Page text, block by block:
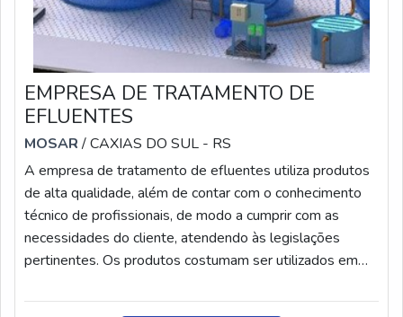
EMPRESA DE TRATAMENTO DE
EFLUENTES
MOSAR/ CAXIAS DO SUL - RS
A empresa de tratamento de efluentes utiliza produtos
de alta qualidade, além de contar com o conhecimento
técnico de profissionais, de modo a cumprir com as
necessidades do cliente, atendendo às legislações
pertinentes. Os produtos costumam ser utilizados em
torres de resfriamento, fornos de fusão e chiller. Os